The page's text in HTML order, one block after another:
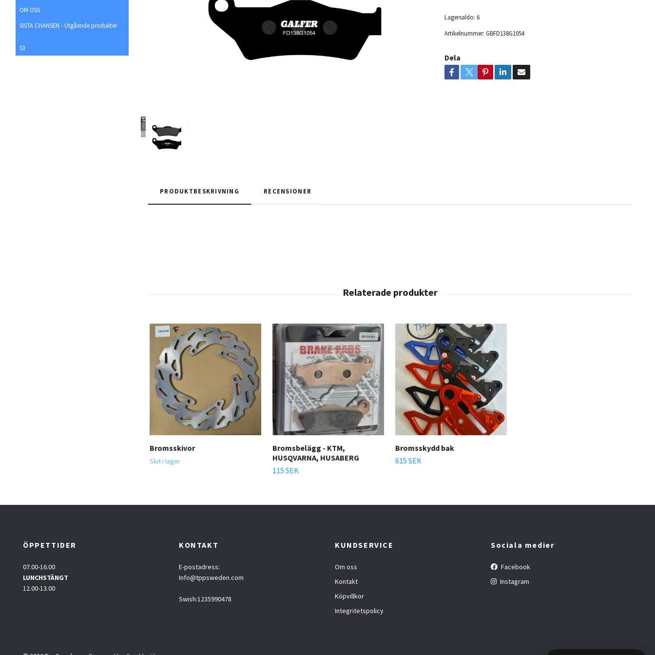
OM OSS
SISTA CHANSEN - Utgående produkter
S3
Lagersaldo: 6
Artikelnummer: GBFD138G1054
Dela
PRODUKTBESKRIVNING RECENSIONER
Bromsskivor
Slut i lager
Bromsbelägg - KTM,
HUSQVARNA, HUSABERG
115 SEK
Bromsskydd bak
615 SEK
ÖPPETTIDER
07.00-16.00
LUNCHSTÄNGT
12.00-13.00
KONTAKT
E-postadress:
Info@tppsweden.com
Swish:1235990478
KUNDSERVICE
Om oss
Kontakt
Köpvillkor
Integritetspolicy
Sociala medier
Facebook
Instagram